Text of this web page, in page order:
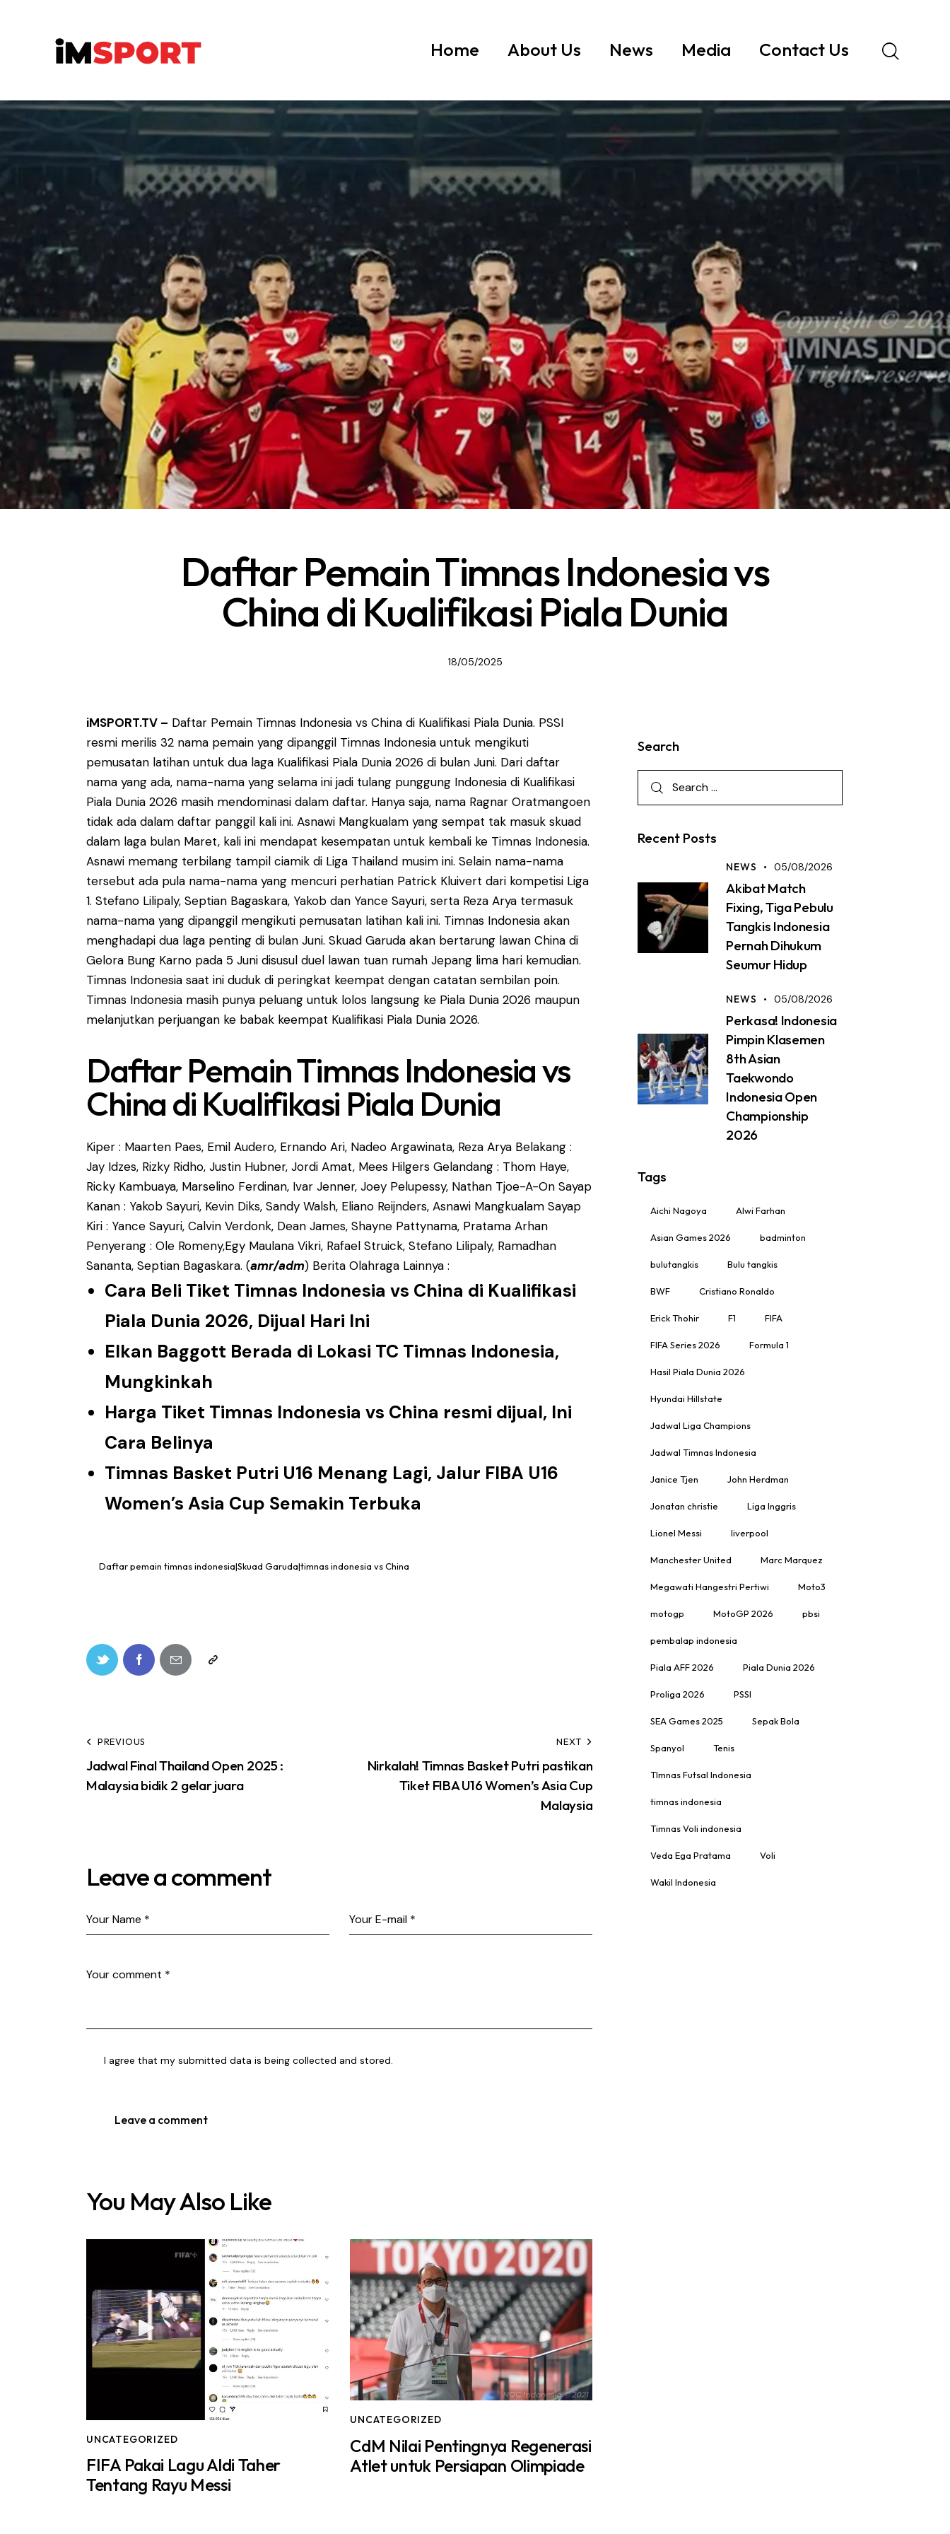
Home About Us News Media Contact Us
Daftar Pemain Timnas Indonesia vs
China di Kualifikasi Piala Dunia
18/05/2025
iMSPORT.TV – Daftar Pemain Timnas Indonesia vs China di Kualifikasi Piala Dunia. PSSI
resmi merilis 32 nama pemain yang dipanggil Timnas Indonesia untuk mengikuti
pemusatan latihan untuk dua laga Kualifikasi Piala Dunia 2026 di bulan Juni. Dari daftar
nama yang ada, nama-nama yang selama ini jadi tulang punggung Indonesia di Kualifikasi
Piala Dunia 2026 masih mendominasi dalam daftar. Hanya saja, nama Ragnar Oratmangoen
tidak ada dalam daftar panggil kali ini. Asnawi Mangkualam yang sempat tak masuk skuad
dalam laga bulan Maret, kali ini mendapat kesempatan untuk kembali ke Timnas Indonesia.
Asnawi memang terbilang tampil ciamik di Liga Thailand musim ini. Selain nama-nama
tersebut ada pula nama-nama yang mencuri perhatian Patrick Kluivert dari kompetisi Liga
1. Stefano Lilipaly, Septian Bagaskara, Yakob dan Yance Sayuri, serta Reza Arya termasuk
nama-nama yang dipanggil mengikuti pemusatan latihan kali ini. Timnas Indonesia akan
menghadapi dua laga penting di bulan Juni. Skuad Garuda akan bertarung lawan China di
Gelora Bung Karno pada 5 Juni disusul duel lawan tuan rumah Jepang lima hari kemudian.
Timnas Indonesia saat ini duduk di peringkat keempat dengan catatan sembilan poin.
Timnas Indonesia masih punya peluang untuk lolos langsung ke Piala Dunia 2026 maupun
melanjutkan perjuangan ke babak keempat Kualifikasi Piala Dunia 2026.
Daftar Pemain Timnas Indonesia vs
China di Kualifikasi Piala Dunia
Kiper : Maarten Paes, Emil Audero, Ernando Ari, Nadeo Argawinata, Reza Arya Belakang :
Jay Idzes, Rizky Ridho, Justin Hubner, Jordi Amat, Mees Hilgers Gelandang : Thom Haye,
Ricky Kambuaya, Marselino Ferdinan, Ivar Jenner, Joey Pelupessy, Nathan Tjoe-A-On Sayap
Kanan : Yakob Sayuri, Kevin Diks, Sandy Walsh, Eliano Reijnders, Asnawi Mangkualam Sayap
Kiri : Yance Sayuri, Calvin Verdonk, Dean James, Shayne Pattynama, Pratama Arhan
Penyerang : Ole Romeny,Egy Maulana Vikri, Rafael Struick, Stefano Lilipaly, Ramadhan
Sananta, Septian Bagaskara. (amr/adm) Berita Olahraga Lainnya :
Cara Beli Tiket Timnas Indonesia vs China di Kualifikasi
Piala Dunia 2026, Dijual Hari Ini
Elkan Baggott Berada di Lokasi TC Timnas Indonesia,
Mungkinkah
Harga Tiket Timnas Indonesia vs China resmi dijual, Ini
Cara Belinya
Timnas Basket Putri U16 Menang Lagi, Jalur FIBA U16
Women’s Asia Cup Semakin Terbuka
Daftar pemain timnas indonesia|Skuad Garuda|timnas indonesia vs China
PREVIOUS
Jadwal Final Thailand Open 2025 :
Malaysia bidik 2 gelar juara
NEXT
Nirkalah! Timnas Basket Putri pastikan
Tiket FIBA U16 Women’s Asia Cup
Malaysia
Leave a comment
I agree that my submitted data is being collected and stored.
You May Also Like
UNCATEGORIZED
FIFA Pakai Lagu Aldi Taher
Tentang Rayu Messi
UNCATEGORIZED
CdM Nilai Pentingnya Regenerasi
Atlet untuk Persiapan Olimpiade
Search
Recent Posts
NEWS 05/08/2026
Akibat Match
Fixing, Tiga Pebulu
Tangkis Indonesia
Pernah Dihukum
Seumur Hidup
NEWS 05/08/2026
Perkasa! Indonesia
Pimpin Klasemen
8th Asian
Taekwondo
Indonesia Open
Championship
2026
Tags
Aichi Nagoya Alwi Farhan
Asian Games 2026 badminton
bulutangkis Bulu tangkis
BWF Cristiano Ronaldo
Erick Thohir F1 FIFA
FIFA Series 2026 Formula 1
Hasil Piala Dunia 2026
Hyundai Hillstate
Jadwal Liga Champions
Jadwal Timnas Indonesia
Janice Tjen John Herdman
Jonatan christie Liga Inggris
Lionel Messi liverpool
Manchester United Marc Marquez
Megawati Hangestri Pertiwi Moto3
motogp MotoGP 2026 pbsi
pembalap indonesia
Piala AFF 2026 Piala Dunia 2026
Proliga 2026 PSSI
SEA Games 2025 Sepak Bola
Spanyol Tenis
TImnas Futsal Indonesia
timnas indonesia
Timnas Voli indonesia
Veda Ega Pratama Voli
Wakil Indonesia